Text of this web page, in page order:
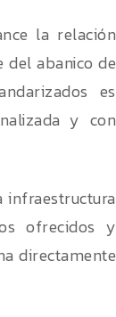
la relación
del abanico de
es
y con
infraestructura
ofrecidos y
directamente